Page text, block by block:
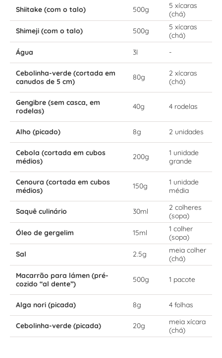
Shiitake (com o talo) 500g
5 xícaras
(chá)
Shimeji (com o talo)
500g
5 xícaras
(chá)
Água
3l -
Cebolinha-verde (cortada em
canudos de 5 cm)
80g
2 xícaras
(chá)
Gengibre (sem casca, em
rodelas)
40g 4 rodelas
Alho (picado) 8g 2 unidades
Cebola (cortada em cubos
médios)
200g
1 unidade
grande
Cenoura (cortada em cubos
médios)
150g
1 unidade
média
Saquê culinário 30ml
2 colheres
(sopa)
Óleo de gergelim
15ml
1 colher
(sopa)
Sal
2.5g
meia colher
(chá)
Macarrão para lámen (pré-
cozido “al dente”)
500g 1 pacote
Alga nori (picada) 8g 4 folhas
Cebolinha-verde (picada) 20g
meia xícara
(chá)